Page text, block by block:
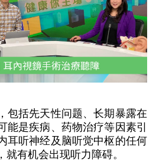
包括先天性问题、长期暴露在
能是疾病、药物治疗等因素引
耳听神经及脑听觉中枢的任何
有机会出现听力障碍。